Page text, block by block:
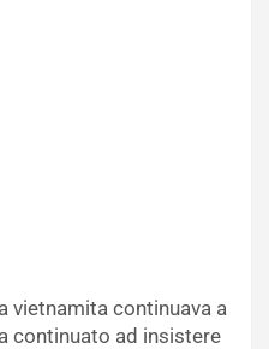
vietnamita continuava a
continuato ad insistere